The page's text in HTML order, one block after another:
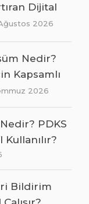
Dijital
2026
Nedir?
Kapsamlı
2026
PDKS
Kullanılır?
Bildirim